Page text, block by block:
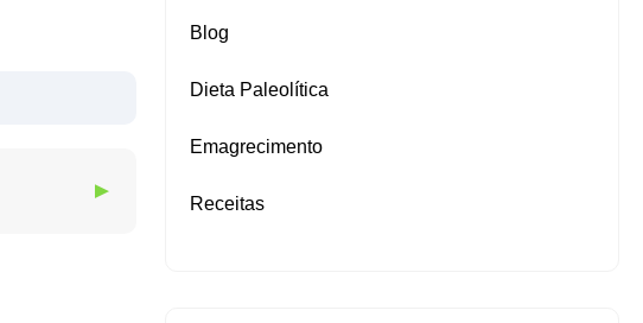
▼
Blog
Dieta Paleolítica
Emagrecimento
Receitas